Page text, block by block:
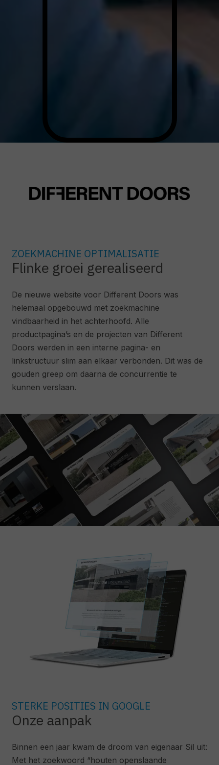
ZOEKMACHINE OPTIMALISATIE
Flinke groei gerealiseerd
De nieuwe website voor Different Doors was
helemaal opgebouwd met zoekmachine
vindbaarheid in het achterhoofd. Alle
productpagina’s en de projecten van Different
Doors werden in een interne pagina- en
linkstructuur slim aan elkaar verbonden. Dit was de
gouden greep om daarna de concurrentie te
kunnen verslaan.
STERKE POSITIES IN GOOGLE
Onze aanpak
Binnen een jaar kwam de droom van eigenaar Sil uit:
Met het zoekwoord “houten openslaande